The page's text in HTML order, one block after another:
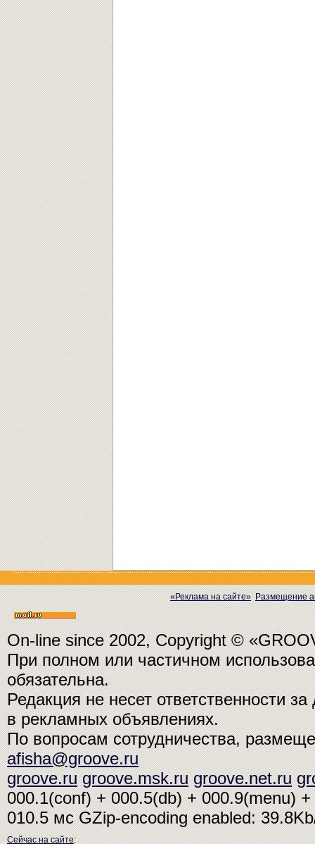
«Реклама на сайте» Размещение
On-line since 2002, Copyright ©
При полном или частичном
обязательна.
Редакция не несет ответственности
в рекламных объявлениях.
По вопросам сотрудничества,
afisha@groove.ru
groove.ru groove.msk.ru groove.net.ru
000.1(conf) + 000.5(db) + 000.9(menu)
010.5 мсGZip-encoding enabled:
Сейчас на сайте: